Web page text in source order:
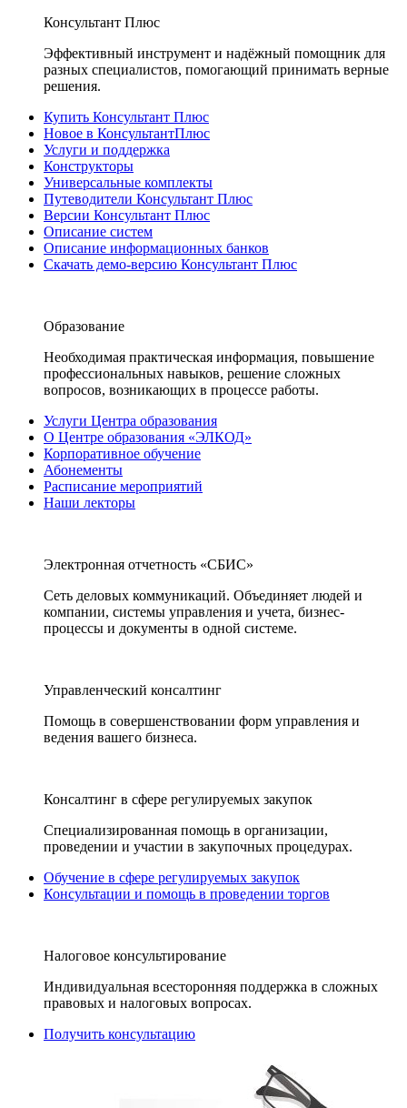
Консультант Плюс
Эффективный инструмент и надёжный помощник для
разных специалистов, помогающий принимать верные
решения.
Купить Консультант Плюс
Новое в КонсультантПлюс
Услуги и поддержка
Конструкторы
Универсальные комплекты
Путеводители Консультант Плюс
Версии Консультант Плюс
Описание систем
Описание информационных банков
Скачать демо-версию Консультант Плюс
Образование
Необходимая практическая информация, повышение
профессиональных навыков, решение сложных
вопросов, возникающих в процессе работы.
Услуги Центра образования
О Центре образования «ЭЛКОД»
Корпоративное обучение
Абонементы
Расписание мероприятий
Наши лекторы
Электронная отчетность «СБИС»
Сеть деловых коммуникаций. Объединяет людей и
компании, системы управления и учета, бизнес-
процессы и документы в одной системе.
Управленческий консалтинг
Помощь в совершенствовании форм управления и
ведения вашего бизнеса.
Консалтинг в сфере регулируемых закупок
Специализированная помощь в организации,
проведении и участии в закупочных процедурах.
Обучение в сфере регулируемых закупок
Консультации и помощь в проведении торгов
Налоговое консультирование
Индивидуальная всесторонняя поддержка в сложных
правовых и налоговых вопросах.
Получить консультацию